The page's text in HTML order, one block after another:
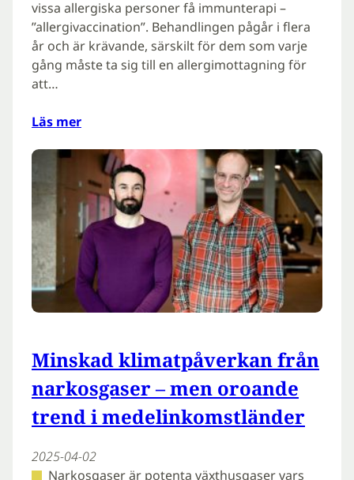
vissa allergiska personer få immunterapi –
”allergivaccination”. Behandlingen pågår i flera
år och är krävande, särskilt för dem som varje
gång måste ta sig till en allergimottagning för
att…
Läs mer
Minskad klimatpåverkan från
narkosgaser – men oroande
trend i medelinkomstländer
2025-04-02
Narkosgaser är potenta växthusgaser vars